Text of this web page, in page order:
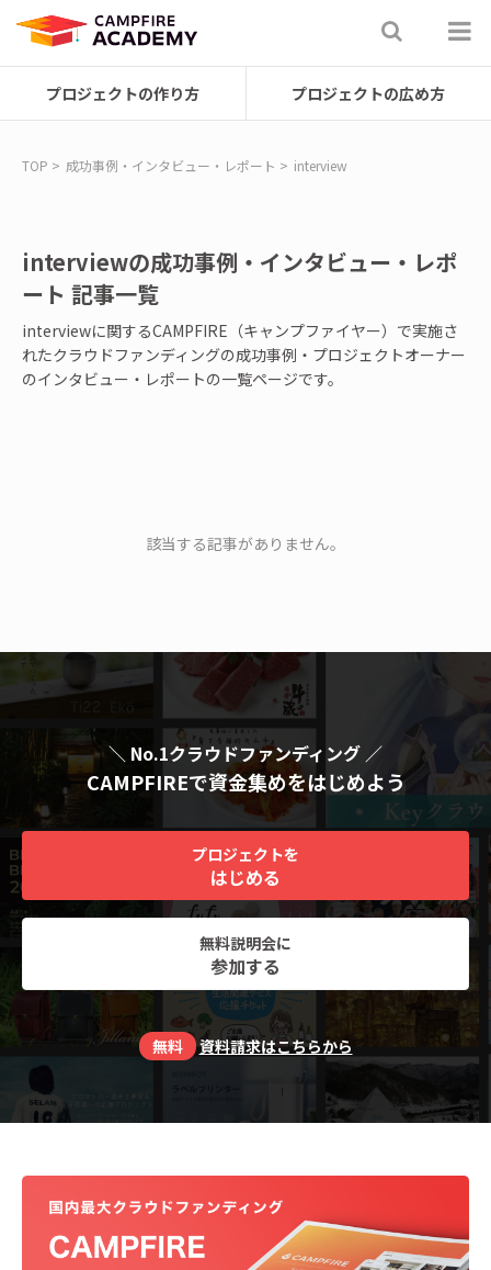
プロジェクトの作り方 プロジェクトの広め方
TOP 成功事例・インタビュー・レポート interview
interviewの成功事例・インタビュー・レポ
ート 記事一覧
interviewに関するCAMPFIRE（キャンプファイヤー）で実施さ
れたクラウドファンディングの成功事例・プロジェクトオーナー
のインタビュー・レポートの一覧ページです。
該当する記事がありません。
＼ No.1クラウドファンディング ／
CAMPFIREで資金集めをはじめよう
プロジェクトを
はじめる
無料説明会に
参加する
無料 資料請求はこちらから